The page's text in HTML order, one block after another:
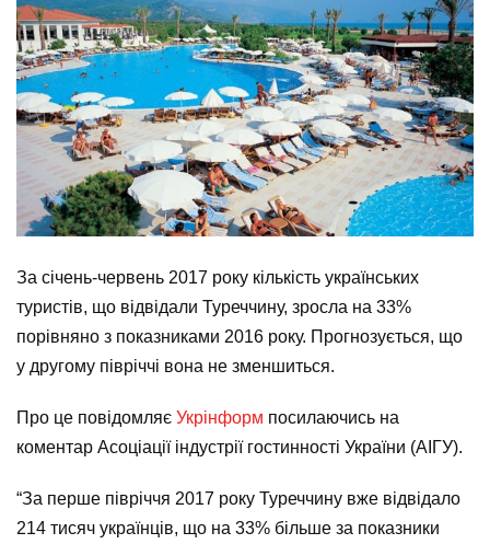
За січень-червень 2017 року кількість українських
туристів, що відвідали Туреччину, зросла на 33%
порівняно з показниками 2016 року. Прогнозується, що
у другому півріччі вона не зменшиться.
Про це повідомляє Укрінформ посилаючись на
коментар Асоціації індустрії гостинності України (АІГУ).
“За перше півріччя 2017 року Туреччину вже відвідало
214 тисяч українців, що на 33% більше за показники